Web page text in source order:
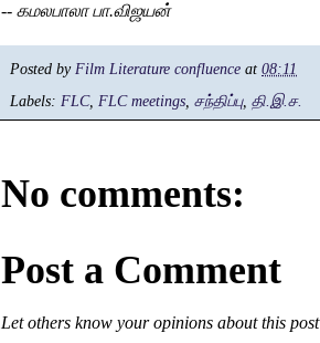
-- கமலபாலா பா.விஜயன்
Posted by Film Literature confluence at 08:11
Labels: FLC, FLC meetings, சந்திப்பு, தி.இ.ச.
No comments:
Post a Comment
Let others know your opinions about this post